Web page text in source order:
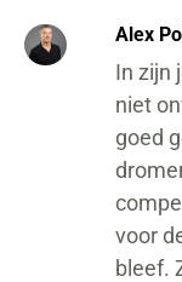
Alex
In zijn
niet
goed
voor
bleef.